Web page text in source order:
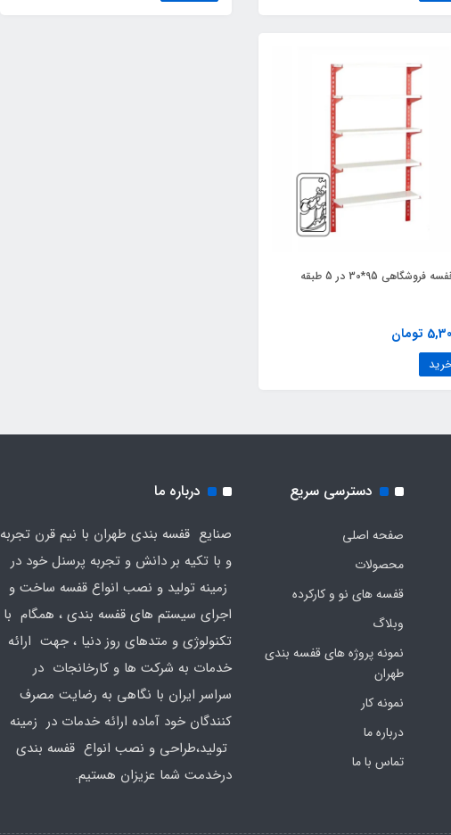
95*30 در 5 طبقه
تومان
دسترسی سریع
صفحه اصلی
محصولات
قفسه های نو و کارکرده
وبلاگ
نمونه پروژه های قفسه بندی
طهران
نمونه کار
درباره ما
تماس با ما
درباره ما
صنایع قفسه بندی طهران با نیم قرن تجربه
و با تکیه بر دانش و تجربه پرسنل خود در
زمینه تولید و نصب انواع قفسه ساخت و
اجرای سیستم های قفسه بندی ، همگام با
تکنولوژی و متدهای روز دنیا ، جهت ارائه
خدمات به شرکت ها و کارخانجات در
سراسر ایران با نگاهی به رضایت مصرف
کنندگان خود آماده ارائه خدمات در زمینه
تولید،طراحی و نصب انواع قفسه بندی
درخدمت شما عزیزان هستیم.